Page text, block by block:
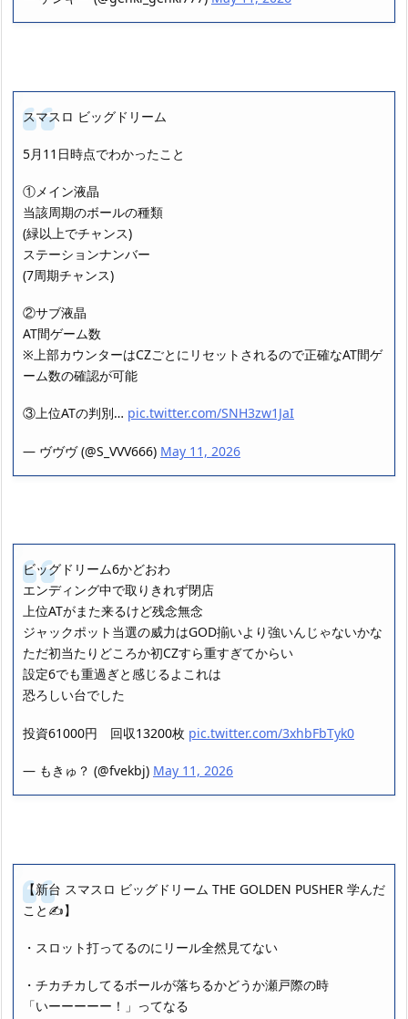
スマスロ ビッグドリーム
5月11日時点でわかったこと
①メイン液晶
当該周期のボールの種類
(緑以上でチャンス)
ステーションナンバー
(7周期チャンス)
②サブ液晶
AT間ゲーム数
※上部カウンターはCZごとにリセットされるので正確なAT間ゲ
ーム数の確認が可能
③上位ATの判別… pic.twitter.com/SNH3zw1JaI
— ヴヴヴ (@S_VVV666) May 11, 2026
ビッグドリーム6かどおわ
エンディング中で取りきれず閉店
上位ATがまた来るけど残念無念
ジャックポット当選の威力はGOD揃いより強いんじゃないかな
ただ初当たりどころか初CZすら重すぎてからい
設定6でも重過ぎと感じるよこれは
恐ろしい台でした
投資61000円 回収13200枚 pic.twitter.com/3xhbFbTyk0
— もきゅ？ (@fvekbj) May 11, 2026
【新台 スマスロ ビッグドリーム THE GOLDEN PUSHER 学んだ
こと✍️】
・スロット打ってるのにリール全然見てない
・チカチカしてるボールが落ちるかどうか瀬戸際の時
「いーーーーー！」ってなる